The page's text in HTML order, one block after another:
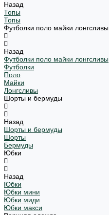
Назад
Топы
Топы
Футболки поло майки лонгсливы
Назад
Футболки поло майки лонгсливы
Футболки
Поло
Майки
Лонгсливы
Шорты и бермуды
Назад
Шорты и бермуды
Шорты
Бермуды
Юбки
Назад
Юбки
Юбки мини
Юбки миди
Юбки макси